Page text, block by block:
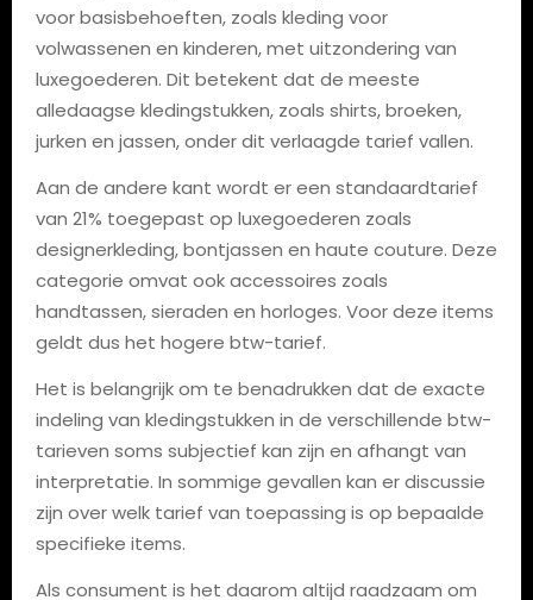
voor basisbehoeften, zoals kleding voor
volwassenen en kinderen, met uitzondering van
luxegoederen. Dit betekent dat de meeste
alledaagse kledingstukken, zoals shirts, broeken,
jurken en jassen, onder dit verlaagde tarief vallen.
Aan de andere kant wordt er een standaardtarief
van 21% toegepast op luxegoederen zoals
designerkleding, bontjassen en haute couture. Deze
categorie omvat ook accessoires zoals
handtassen, sieraden en horloges. Voor deze items
geldt dus het hogere btw-tarief.
Het is belangrijk om te benadrukken dat de exacte
indeling van kledingstukken in de verschillende btw-
tarieven soms subjectief kan zijn en afhangt van
interpretatie. In sommige gevallen kan er discussie
zijn over welk tarief van toepassing is op bepaalde
specifieke items.
Als consument is het daarom altijd raadzaam om